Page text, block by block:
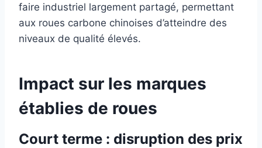
faire industriel largement partagé, permettant
aux roues carbone chinoises d’atteindre des
niveaux de qualité élevés.
Impact sur les marques
établies de roues
Court terme : disruption des prix